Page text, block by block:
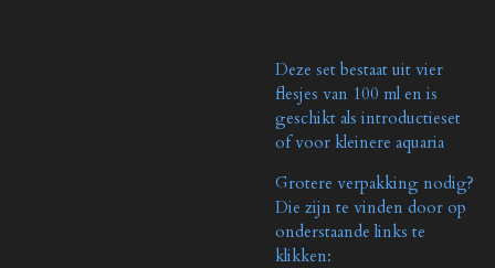
Deze set bestaat uit vier
flesjes van 100 ml en is
geschikt als introductieset
of voor kleinere aquaria
Grotere verpakking nodig?
Die zijn te vinden door op
onderstaande links te
klikken: